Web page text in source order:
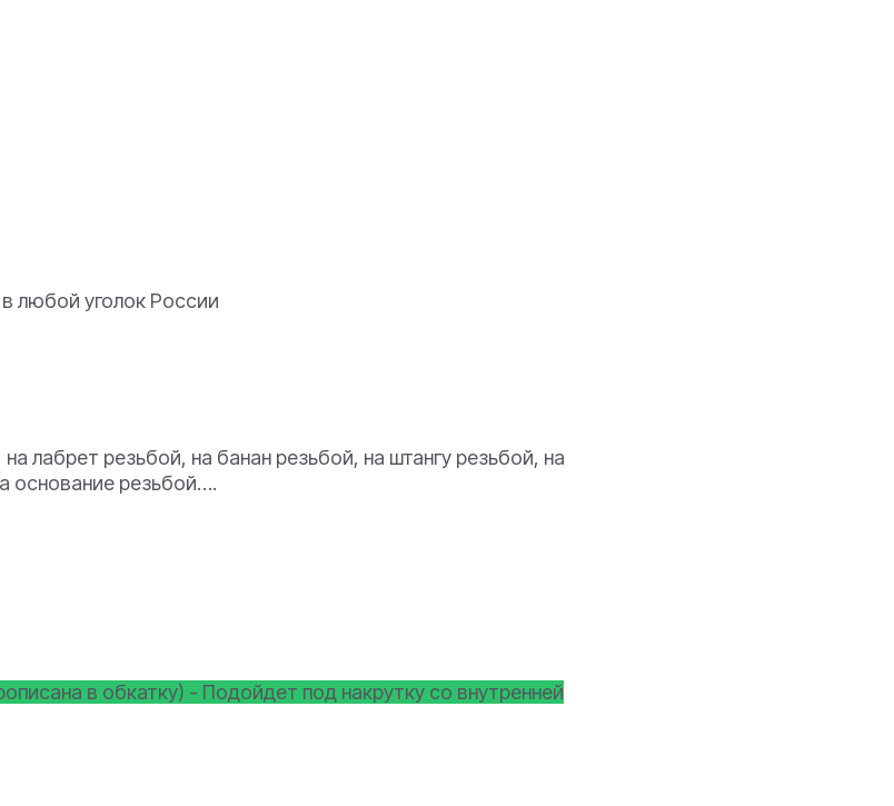
любой уголок России
лабрет резьбой, на банан резьбой, на штангу резьбой, на
основание резьбой….
в обкатку) - Подойдет под накрутку со внутренней